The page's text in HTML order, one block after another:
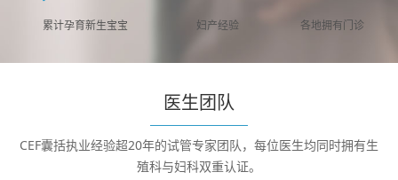
累计孕育新生宝宝 妇产经验 各地拥有门诊
医生团队
CEF囊括执业经验超20年的试管专家团队，每位医生均同时拥有生
殖科与妇科双重认证。